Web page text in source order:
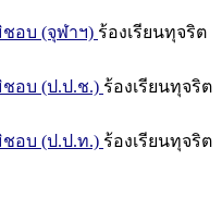
อบ (จุฬาฯ) ร้องเรียนทุจริต
อบ (ป.ป.ช.) ร้องเรียนทุจริต
อบ (ป.ป.ท.) ร้องเรียนทุจริต